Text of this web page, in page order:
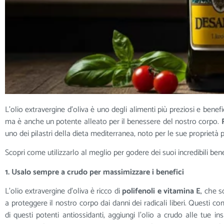
L’olio extravergine d’oliva è uno degli alimenti più preziosi e
ma è anche un potente alleato per il benessere del nostro corpo.
uno dei pilastri della dieta mediterranea, noto per le sue proprietà
Scopri come utilizzarlo al meglio per godere dei suoi incredibili
1. Usalo sempre a crudo per massimizzare i benefici
L’olio extravergine d’oliva è ricco dipolifenoli e vitamina E, che
a proteggere il nostro corpo dai danni dei radicali liberi. Questi
di questi potenti antiossidanti, aggiungi l’olio a crudo alle tue